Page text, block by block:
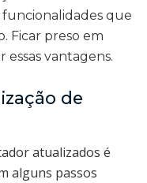
que
Ficar preso em
essas vantagens.
de
atualizados é
alguns passos